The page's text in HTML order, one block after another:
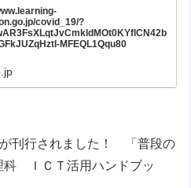
covid_19/?
MFEQL1Qqu80
刊行されました！ 「普段の
科 ＩＣＴ活用ハンドブッ